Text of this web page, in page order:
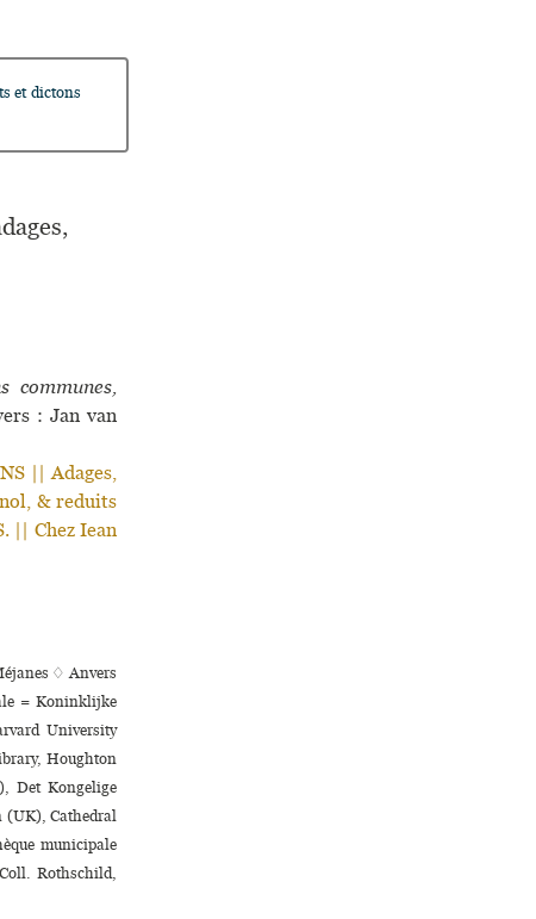
et dictons
communes,
: Jan van
|| Adages,
& reduits
|| Chez Iean
♢ Anvers
= Koninklijke
University
Houghton
Det Kongelige
Cathedral
muni­ci­pale
Rothschild,